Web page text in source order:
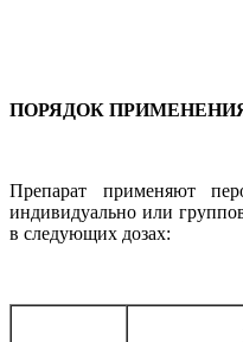
ПОРЯДОК
Препарат применяют
индивидуально или
в следующих дозах: